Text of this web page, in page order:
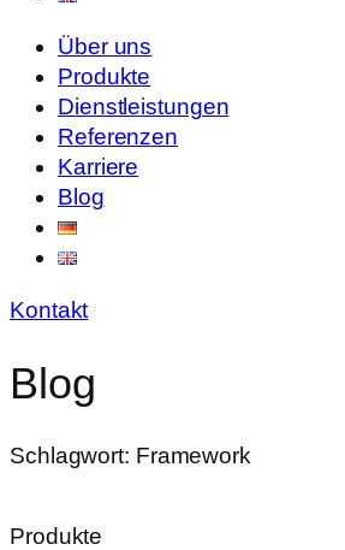
Über uns
Produkte
Dienstleistungen
Referenzen
Karriere
Blog
Kontakt
Blog
Schlagwort: Framework
Produkte